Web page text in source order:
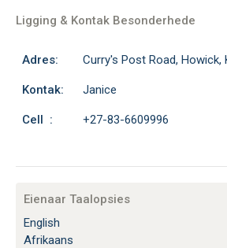
Ligging & Kontak Besonderhede
Adres: Curry's Post Road, Howick,
Kontak: Janice
Cell : +27-83-6609996
Eienaar Taalopsies
English
Afrikaans